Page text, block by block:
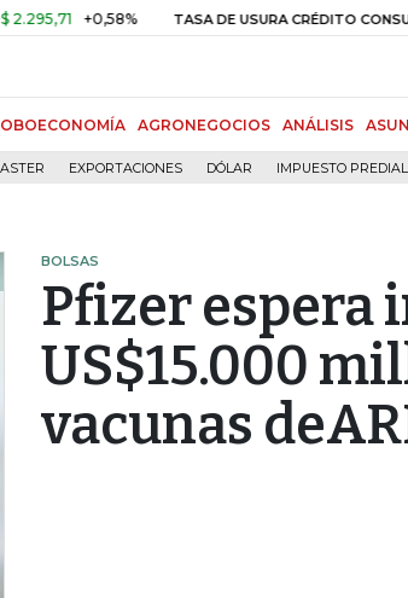
+0,58% TASA DE USURA CRÉDITO CONSUMO
AGRONEGOCIOS ANÁLISIS
EXPORTACIONES DÓLAR IMPUESTO PREDIAL
BOLSAS
Pfizer espera
US$15.000
vacunas